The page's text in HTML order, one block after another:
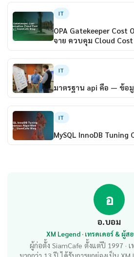
IT
OPA Gatekeeper
จาย ควบคุม Cloud
IT
มาตรฐาน api คือ — ข้อ
IT
MySQL InnoDB
อ
อ.บอม
XM Legend · เทรดเดอร์ & ผู้
ผู้ก่อตั้ง SiamCafe ตั้งแต่ปี 1997 · เ